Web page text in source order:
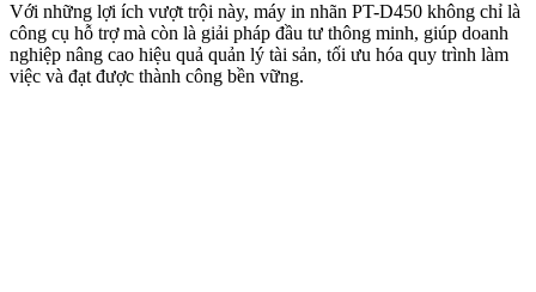
Với những lợi ích vượt trội này, máy in nhãn PT-D450 không chỉ là
công cụ hỗ trợ mà còn là giải pháp đầu tư thông minh, giúp doanh
nghiệp nâng cao hiệu quả quản lý tài sản, tối ưu hóa quy trình làm
việc và đạt được thành công bền vững.